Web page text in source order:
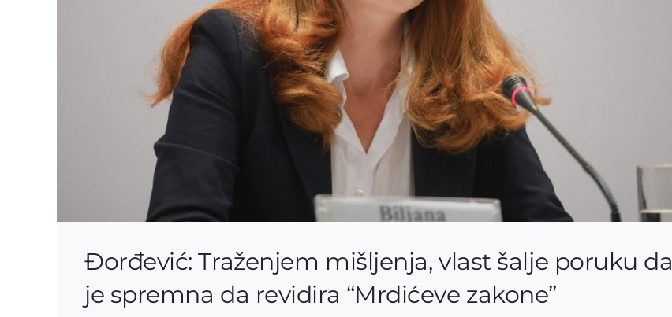
Đorđević: Traženjem mišljenja, vlast šalje poruku da
je spremna da revidira “Mrdićeve zakone”